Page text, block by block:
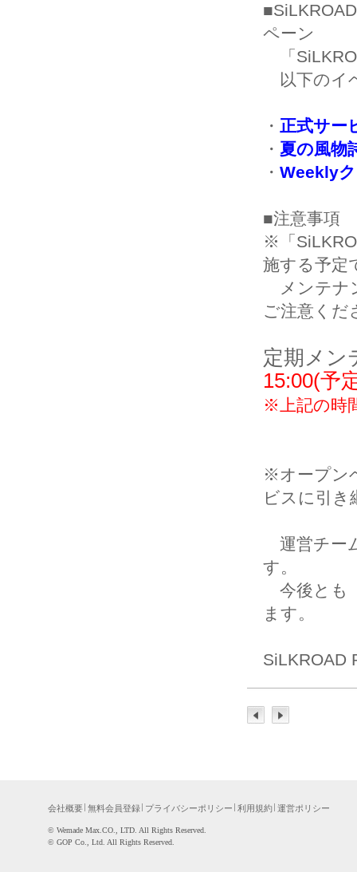
ペーン
「
以下のイ
・ 正式サー
・ 夏の風物
・ Weekly
■注意事項
※「
施する予定
メンテナ
ご注意くだ
定期メン
15:00(予
※上記の時
※オープン
ビスに引
運営チー
す。
今後とも
ます。
会社概要 無料会員登録 プライバシーポリシー 利用規約 運営ポリシー
©WemadeMax.CO.,LTD.AllRightsReserved.
©GOPCo.,Ltd.AllRightsReserved.